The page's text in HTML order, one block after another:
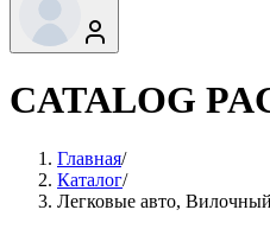
CATALOG
Главная/
Каталог/
Легковые авто,